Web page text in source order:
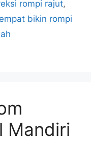
rompi rajut,
bikin rompi
Mandiri